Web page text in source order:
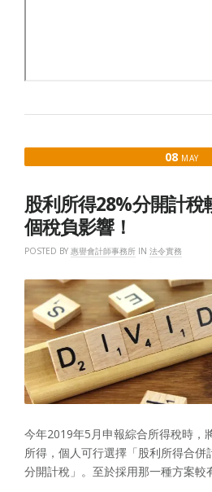
08 MAY
股利所得28%分開計稅
個稅負影響！
POSTED BY 惠譽會計師事務所 IN 法令實務
今年2019年5月申報綜合所得稅時，
所得，個人可行選擇「股利所得合併
分開計稅」。至於採用那一種方案較